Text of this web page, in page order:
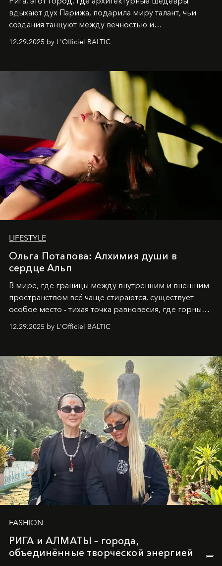
вдыхают дух Парижа, подарила миру талант, чьи
создания танцуют между вечностью и
12.29.2025 by L'Officiel BALTIC
LIFESTYLE
Ольга Потапова: Алхимия души в
сердце Альп
В мире, где границы между внутренним и внешним
пространством всё чаще стираются, существует
особое место - тихая точка равновесия, где горные
глубинами человеческой души. Здесь, на стыке
Ольга Потапова - женщина, чей путь от поиска
истины превратился в искусство превращения
человеческих кризисов в возможности для
возрождения.
12.29.2025 by L'Officiel BALTIC
FASHION
РИГА и АЛМАТЫ – города,
объединённые творческой энергией